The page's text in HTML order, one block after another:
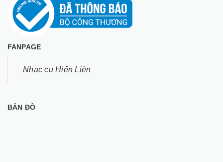
FANPAGE
Nhạc cụ Hiến Liên
BẢN ĐỒ